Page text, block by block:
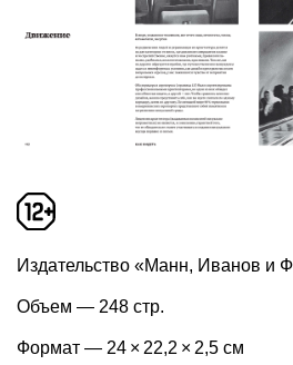
Издательство «Манн, Иванов и
Объем — 248 стр.
Формат — 24 × 22,2 × 2,5 см